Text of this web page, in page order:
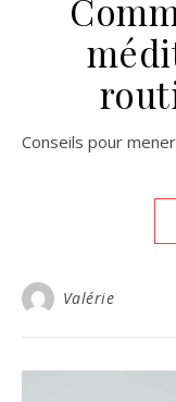
Conseils pour
Valérie